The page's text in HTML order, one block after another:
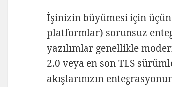
İşinizin büyümesi için
platformlar) sorunsuz
yazılımlar genellikle
2.0 veya en son TLS
akışlarınızın